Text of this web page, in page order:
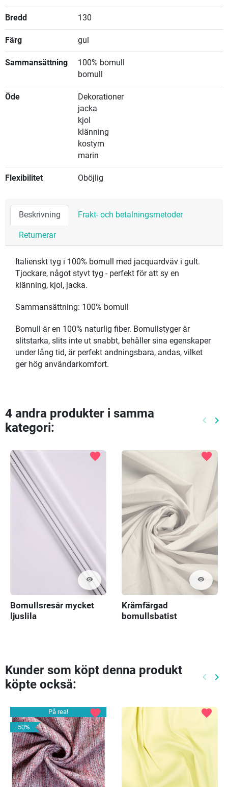
Bredd 130
Färg gul
Sammansättning
100% bomull
bomull
Öde
Dekorationer
jacka
kjol
klänning
kostym
marin
Flexibilitet Oböjlig
Beskrivning Frakt- och betalningsmetoder
Returnerar
Italienskt tyg i 100% bomull med jacquardväv i gult.
Tjockare, något styvt tyg - perfekt för att sy en
klänning, kjol, jacka.
Sammansättning: 100% bomull
Bomull är en 100% naturlig fiber. Bomullstyger är
slitstarka, slits inte ut snabbt, behåller sina egenskaper
under lång tid, är perfekt andningsbara, andas, vilket
ger hög användarkomfort.
4 andra produkter i samma
kategori:
keyboard_arrow_left keyboard_arrow_right
visibility
favorite
Bomullsresår mycket
ljuslila
visibility
favorite
Krämfärgad
bomullsbatist
Kunder som köpt denna produkt
köpte också:
keyboard_arrow_left keyboard_arrow_right
På rea!
−50%
favorite favorite